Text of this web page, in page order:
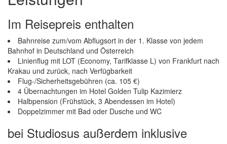
Im Reisepreis enthalten
Bahnreise zum/vom Abflugsort in der 1. Klasse von jedem
Bahnhof in Deutschland und Österreich
Linienflug mit LOT (Economy, Tarifklasse L) von Frankfurt nach
Krakau und zurück, nach Verfügbarkeit
Flug-/Sicherheitsgebühren (ca. 105 €)
4 Übernachtungen im Hotel Golden Tulip Kazimierz
Halbpension (Frühstück, 3 Abendessen im Hotel)
Doppelzimmer mit Bad oder Dusche und WC
bei Studiosus außerdem inklusive